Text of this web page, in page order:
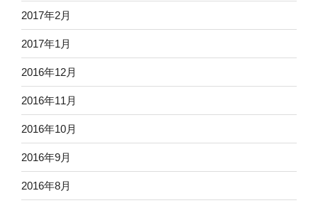
2017年2月
2017年1月
2016年12月
2016年11月
2016年10月
2016年9月
2016年8月